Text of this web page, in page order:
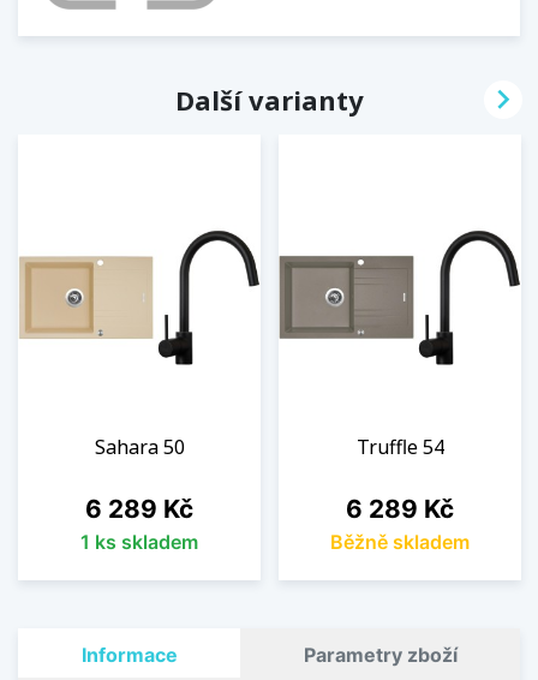
Další varianty
Sahara 50
Cena
6 289 Kč
1 ks skladem
Truffle 54
Cena
6 289 Kč
Běžně skladem

Informace Parametry zboží